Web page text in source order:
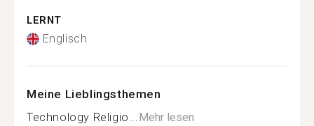
LERNT
Englisch
Meine Lieblingsthemen
Technology Religio...Mehr lesen